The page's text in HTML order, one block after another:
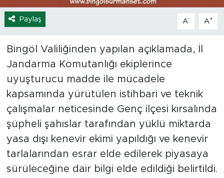
Paylaş A- A+
Bingöl Valiliğinden yapılan açıklamada, İl
Jandarma Komutanlığı ekiplerince
uyuşturucu madde ile mücadele
kapsamında yürütülen istihbari ve teknik
çalışmalar neticesinde Genç ilçesi kırsalında
şüpheli şahıslar tarafından yüklü miktarda
yasa dışı kenevir ekimi yapıldığı ve kenevir
tarlalarından esrar elde edilerek piyasaya
sürüleceğine dair bilgi elde edildiği belirtildi.
Hava Durumu
Tavz Der
Bingöl Kaza Haberleri